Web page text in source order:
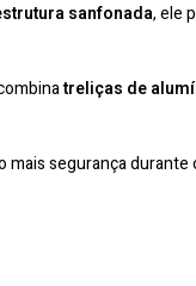
sanfonada, ele
treliças de
mais segurança durante